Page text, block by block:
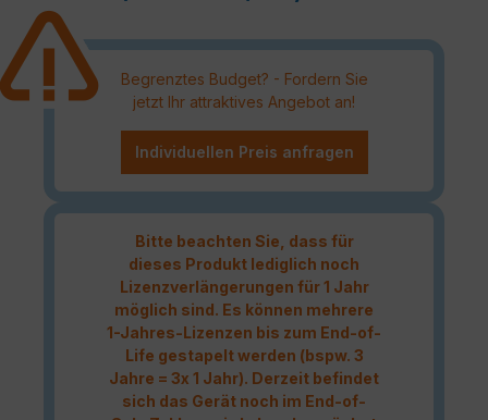
Begrenztes Budget? - Fordern Sie
jetzt Ihr attraktives Angebot an!
Individuellen Preis anfragen
Bitte beachten Sie, dass für
dieses Produkt lediglich noch
Lizenzverlängerungen für 1 Jahr
möglich sind. Es können mehrere
1-Jahres-Lizenzen bis zum End-of-
Life gestapelt werden (bspw. 3
Jahre = 3x 1 Jahr). Derzeit befindet
sich das Gerät noch im End-of-